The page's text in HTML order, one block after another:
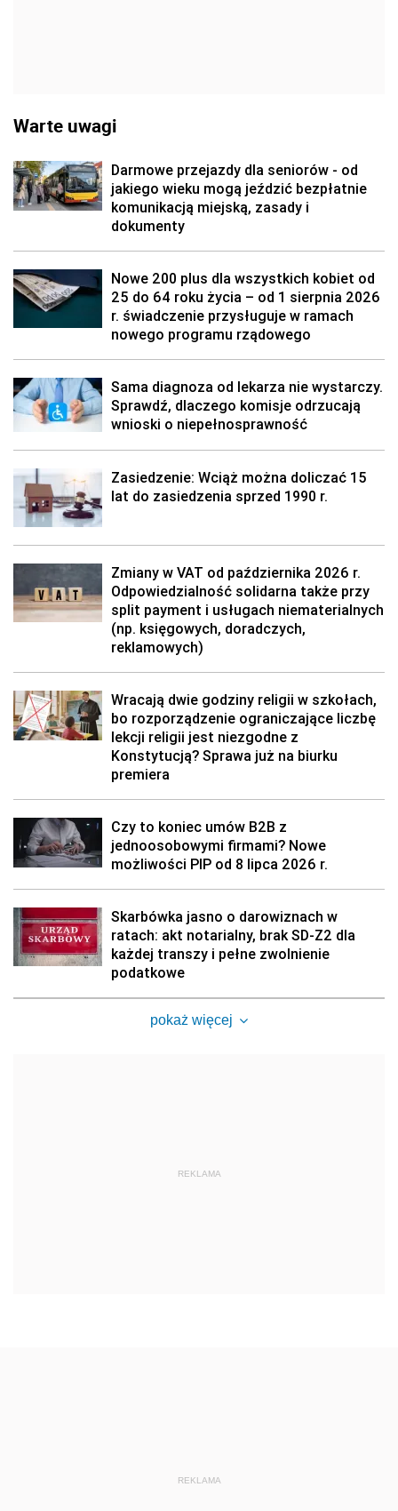
Warte uwagi
Darmowe przejazdy dla seniorów - od
jakiego wieku mogą jeździć bezpłatnie
komunikacją miejską, zasady i
dokumenty
Nowe 200 plus dla wszystkich kobiet od
25 do 64 roku życia – od 1 sierpnia 2026
r. świadczenie przysługuje w ramach
nowego programu rządowego
Sama diagnoza od lekarza nie wystarczy.
Sprawdź, dlaczego komisje odrzucają
wnioski o niepełnosprawność
Zasiedzenie: Wciąż można doliczać 15
lat do zasiedzenia sprzed 1990 r.
Zmiany w VAT od października 2026 r.
Odpowiedzialność solidarna także przy
split payment i usługach niematerialnych
(np. księgowych, doradczych,
reklamowych)
Wracają dwie godziny religii w szkołach,
bo rozporządzenie ograniczające liczbę
lekcji religii jest niezgodne z
Konstytucją? Sprawa już na biurku
premiera
Czy to koniec umów B2B z
jednoosobowymi firmami? Nowe
możliwości PIP od 8 lipca 2026 r.
Skarbówka jasno o darowiznach w
ratach: akt notarialny, brak SD-Z2 dla
każdej transzy i pełne zwolnienie
podatkowe
pokaż więcej
REKLAMA
REKLAMA